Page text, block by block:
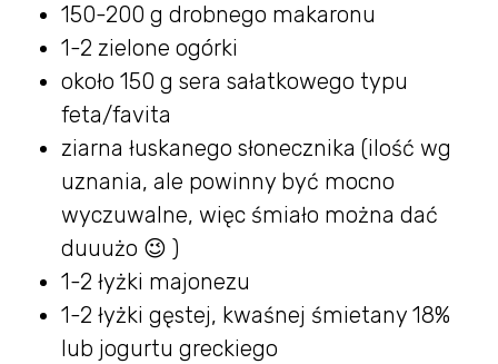
150-200 g drobnego makaronu
1-2 zielone ogórki
około 150 g sera sałatkowego typu
feta/favita
ziarna łuskanego słonecznika (ilość wg
uznania, ale powinny być mocno
wyczuwalne, więc śmiało można dać
duuużo 😉 )
1-2 łyżki majonezu
1-2 łyżki gęstej, kwaśnej śmietany 18%
lub jogurtu greckiego